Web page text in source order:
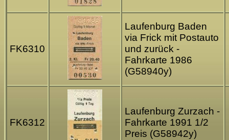
FK6310
Laufenburg Baden
via Frick mit Postauto
und zurück -
Fahrkarte 1986
(G58940y)
FK6312
Laufenburg Zurzach -
Fahrkarte 1991 1/2
Preis (G58942y)